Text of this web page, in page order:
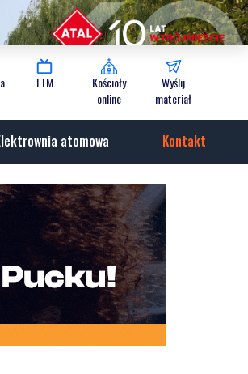
TTM
Kościoły
online
Wyślij
materiał
atomowa Kontakt